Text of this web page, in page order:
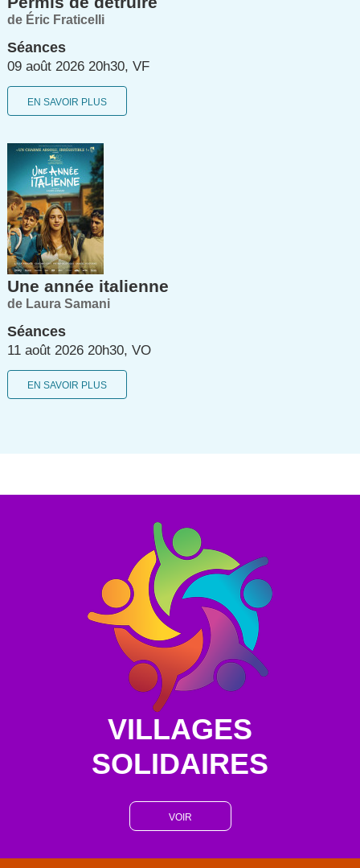
de Éric Fraticelli
Séances
09 août 2026 20h30, VF
EN SAVOIR PLUS
Une année italienne
de Laura Samani
Séances
11 août 2026 20h30, VO
EN SAVOIR PLUS
VILLAGES
SOLIDAIRES
VOIR